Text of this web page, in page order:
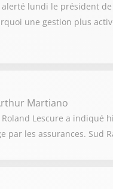
lundi le président
une gestion plus
Martiano
Roland Lescure a
par les assurances.